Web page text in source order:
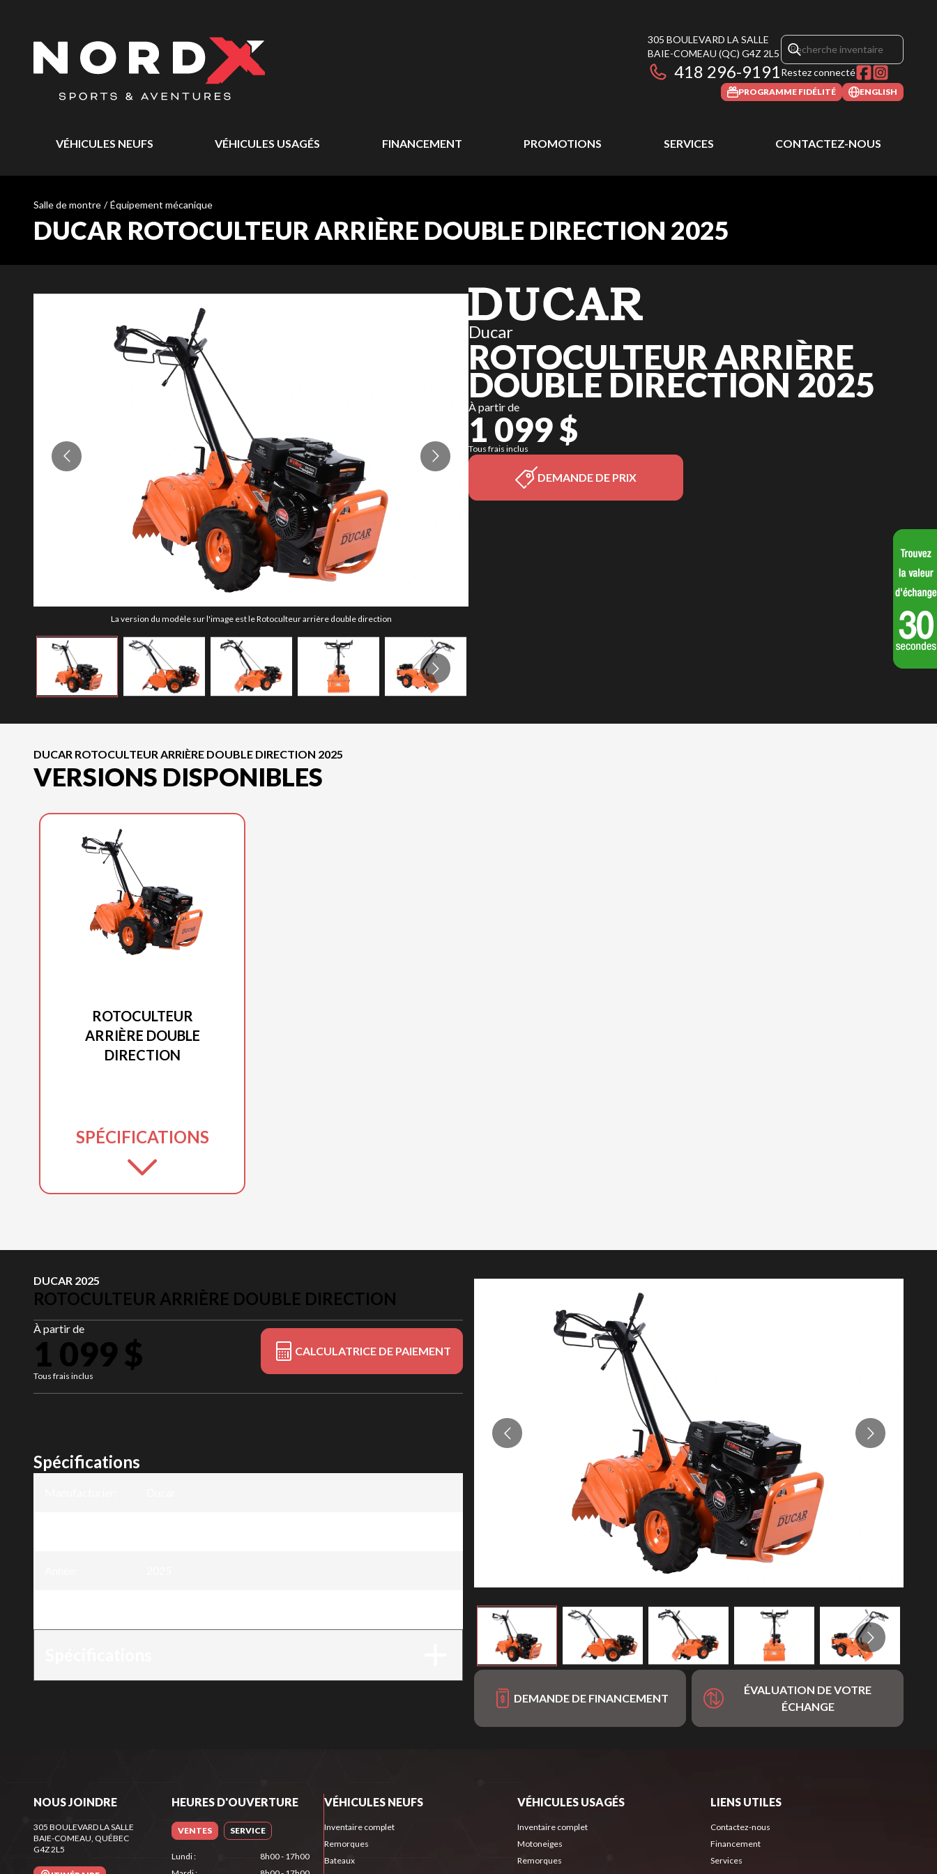
305 BOULEVARD LA SALLE
BAIE-COMEAU (QC) G4Z 2L5
418 296-9191Restez connecté
PROGRAMME FIDÉLITÉ ENGLISH
VÉHICULES NEUFS VÉHICULES USAGÉS FINANCEMENT PROMOTIONS SERVICES CONTACTEZ-NOUS
Salle de montre / Équipement mécanique
DUCAR ROTOCULTEUR ARRIÈRE DOUBLE DIRECTION 2025
La version du modèle sur l'image est le Rotoculteur arrière double direction
Ducar
ROTOCULTEUR ARRIÈRE
DOUBLE DIRECTION 2025
À partir de
1 099 $
Tous frais inclus
DEMANDE DE PRIX
DUCAR ROTOCULTEUR ARRIÈRE DOUBLE DIRECTION 2025
VERSIONS DISPONIBLES
ROTOCULTEUR
ARRIÈRE DOUBLE
DIRECTION
SPÉCIFICATIONS
DUCAR 2025
ROTOCULTEUR ARRIÈRE DOUBLE DIRECTION
À partir de
1 099 $
Tous frais inclus
CALCULATRICE DE PAIEMENT
DEMANDE DE FINANCEMENT
ÉVALUATION DE VOTRE
ÉCHANGE
Spécifications
NOUS JOINDRE
305 BOULEVARD LA SALLE
BAIE-COMEAU, QUÉBEC
G4Z 2L5
HEURES D'OUVERTURE
VENTES SERVICE
Lundi:
8h00 - 17h00
VÉHICULES NEUFS
Inventaire complet
Remorques
Bateaux
VÉHICULES USAGÉS
Inventaire complet
Motoneiges
Remorques
LIENS UTILES
Contactez-nous
Financement
Services